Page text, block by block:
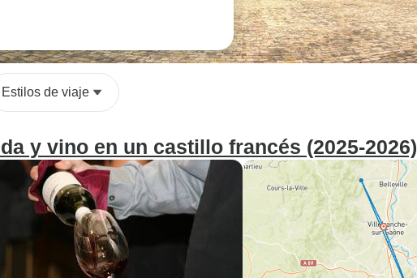
Estilos de viaje
y vino en un castillo francés (2025-2026)